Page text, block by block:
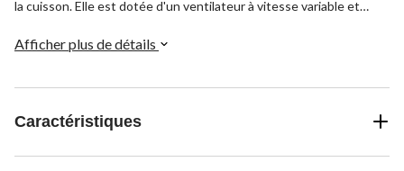
la cuisson. Elle est dotée d'un ventilateur à vitesse variable et
de ce que vous préparez sur la cuisinière. Cette hotte peut être
installation sans conduit, un filtre à charbon 41F est nécessaire
(vendu séparément). La hotte convertible à quatre voies est dotée
Afficher plus de détails
Caractéristiques